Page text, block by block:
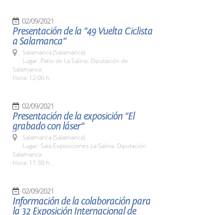
02/09/2021
Presentación de la "49 Vuelta Ciclista
a Salamanca"
Salamanca (Salamanca)
Lugar: Patio de La Salina. Diputación de
Salamanca
Hora: 12:00 h.
02/09/2021
Presentación de la exposición "El
grabado con láser"
Salamanca (Salamanca)
Lugar: Sala Exposiciones La Salina. Diputación
Salamanca
Hora: 11:30 h.
02/09/2021
Información de la colaboración para
la 32 Exposición Internacional de